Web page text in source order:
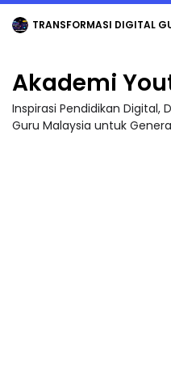
TRANSFORMASI DIGITAL GURU SIRI 7 : PAHLAWAN
Akademi
Inspirasi Pendidikan Digital,
Guru Malaysia untuk